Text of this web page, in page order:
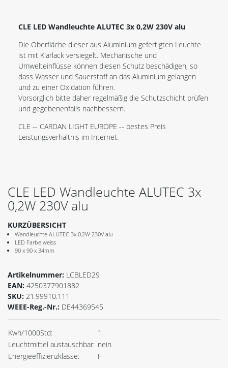
CLE LED Wandleuchte ALUTEC 3x 0,2W 230V alu
Die Oberfläche dieser aus Aluminium gefertigten Leuchte
ist mit Klarlack versiegelt. Mechanische und
Umwelteinflüsse können diesen Schutz beschädigen, so
dass Wasser und Sauerstoff an das Aluminium gelangen
und zu einer Oxidation führen.
Vorsorglich bitte daher regelmäßig die Schutzschicht prüfen
und gegebenenfalls nachbessern.
CLE -- CARDAN LIGHT EUROPE -- bestes Preis
Leistungsverhältnis im Internet.
CLE LED Wandleuchte ALUTEC 3x
0,2W 230V alu
KURZÜBERSICHT
Wandleuchte ALUTEC 3x 0,2W 230V alu
LED Farbe weiss
90 x 90 x 34mm
Artikelnummer: LCBLED29
EAN: 4250377901882
SKU: 21.99910.111
WEEE-Reg.-Nr.: DE44369545
Kwh/1000Std:
1
Leuchtmittel austauschbar: nein
Energieeffizienzklasse:
F